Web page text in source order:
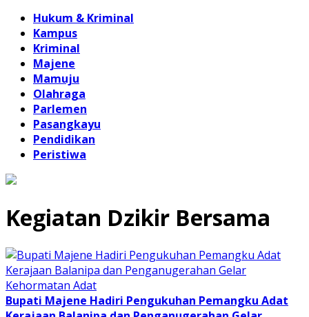
Hukum & Kriminal
Kampus
Kriminal
Majene
Mamuju
Olahraga
Parlemen
Pasangkayu
Pendidikan
Peristiwa
Kegiatan Dzikir Bersama
Bupati Majene Hadiri Pengukuhan Pemangku Adat